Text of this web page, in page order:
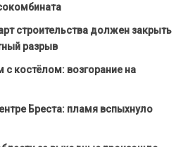
строительства должен закрыть
разрыв
костёлом: возгорание на
Бреста: пламя вспыхнуло